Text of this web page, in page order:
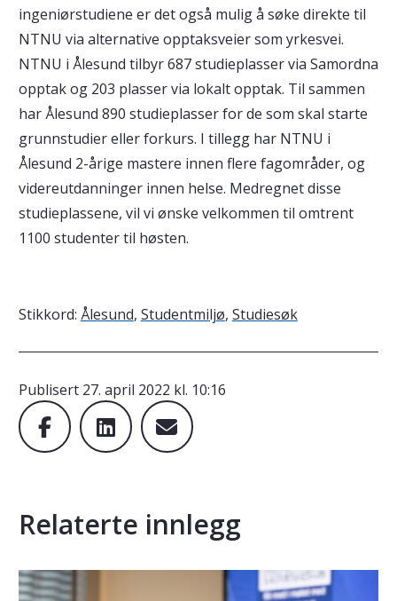
ingeniørstudiene er det også mulig å søke direkte til
NTNU via alternative opptaksveier som yrkesvei.
NTNU i Ålesund tilbyr 687 studieplasser via Samordna
opptak og 203 plasser via lokalt opptak. Til sammen
har Ålesund 890 studieplasser for de som skal starte
grunnstudier eller forkurs. I tillegg har NTNU i
Ålesund 2-årige mastere innen flere fagområder, og
videreutdanninger innen helse. Medregnet disse
studieplassene, vil vi ønske velkommen til omtrent
1100 studenter til høsten.
Stikkord: Ålesund, Studentmiljø, Studiesøk
Publisert 27. april 2022 kl. 10:16
Relaterte innlegg